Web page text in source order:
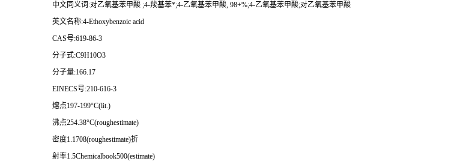
中文同义词:对乙氧基苯甲酸 ;4-羧基苯*;4-乙氧基苯甲酸, 98+%;4-乙氧基苯甲酸;对乙氧基苯甲酸
英文名称:4-Ethoxybenzoic acid
CAS号:619-86-3
分子式:C9H10O3
分子量:166.17
EINECS号:210-616-3
熔点197-199°C(lit.)
沸点254.38°C(roughestimate)
密度1.1708(roughestimate)折
射率1.5Chemicalbook500(estimate)